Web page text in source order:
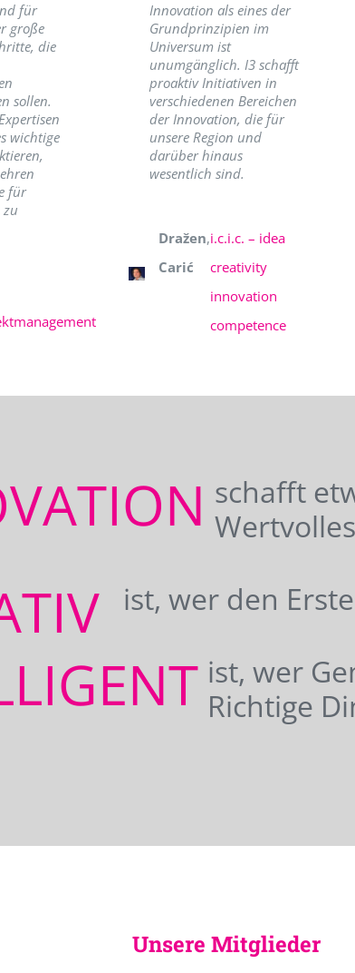
für
große
die
sollen.
wichtige
für
zu
Innovation als eines der
Grundprinzipien im
Universum ist
unumgänglich. I3 schafft
proaktiv Initiativen in
verschiedenen Bereichen
der Innovation, die für
unsere Region und
darüber hinaus
wesentlich sind.
Dražen
Carić
,i.c.i.c. – idea
creativity
innovation
competence
schafft
ist, wer den
ist, wer
Richtige
Unsere Mitglieder